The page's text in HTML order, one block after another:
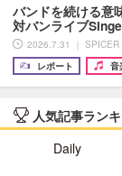
バンドを続ける意
対バンライブ
2026.7.31 ｜ SPICER
レポート
音
人気記事ラン
Daily